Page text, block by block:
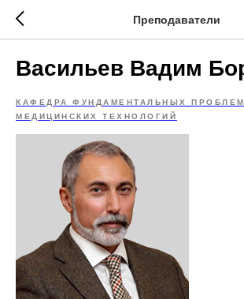
Преподаватели
Васильев Вадим
КАФЕДРА ФУНДАМЕНТАЛЬНЫХ
МЕДИЦИНСКИХ ТЕХНОЛОГИЙ